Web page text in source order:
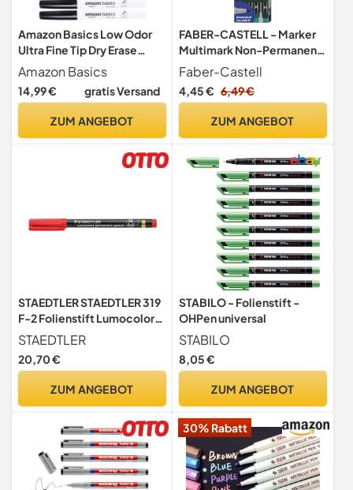
Amazon Basics Low Odor
Ultra Fine Tip Dry Erase
White Board Markers,
Black, 12-Pack
Amazon Basics
14,99 € gratis Versand
ZUM ANGEBOT
FABER-CASTELL - Marker
Multimark Non-Permanent
M, 4 Farben
Faber-Castell
4,45 € 6,49 €
ZUM ANGEBOT
STAEDTLER STAEDTLER 319
F-2 Folienstift Lumocolor
special F-Spitze, circa 0.6
mm, permanent, rot, 10
Stück im Kartonetui, 319 F-
STAEDTLER
20,70 €
ZUM ANGEBOT
STABILO - Folienstift -
OHPen universal
STABILO
8,05 €
ZUM ANGEBOT
30% Rabatt